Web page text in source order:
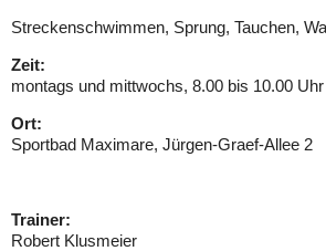
SERVICE
ENGAGEMENT & EHRENAMT
SPENDEN & HELFEN
LEICHTE SPRACHE
Streckenschwimmen, Sprung, Tauchen,
Zeit:
montags und mittwochs, 8.00 bis 10.00 Uhr
Ort:
Sportbad Maximare, Jürgen-Graef-Allee 2
Trainer:
Robert Klusmeier